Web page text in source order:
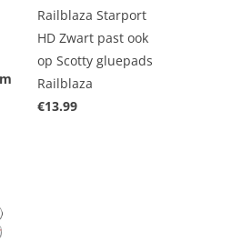
Railblaza Starport
HD Zwart past ook
op Scotty gluepads
Railblaza
€13.99